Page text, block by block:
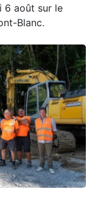
6 août sur le
Blanc.